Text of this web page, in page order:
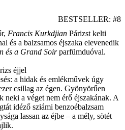
BESTSELLER: #8
Francis Kurkdjian Párizst kelti
és a balzsamos éjszaka elevenedik
és a Grand Soirparfümduóval.
éjjel
a hidak és emlékművek úgy
csillag az égen. Gyönyörűen
neki a véget nem érő éjszakának. A
idéző sziámi benzoébalzsam
lassan az éjbe – a mély, sötét